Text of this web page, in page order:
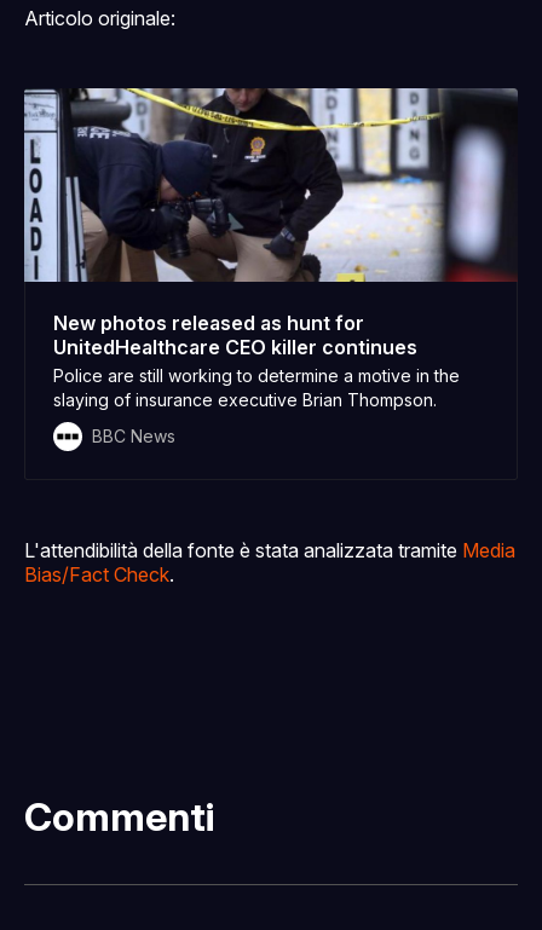
Articolo originale:
New photos released as hunt for
UnitedHealthcare CEO killer continues
Police are still working to determine a motive in the
slaying of insurance executive Brian Thompson.
BBC News
L'attendibilità della fonte è stata analizzata tramite Media
Bias/Fact Check.
Commenti